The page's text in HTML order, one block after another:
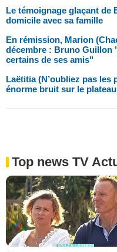
Le témoignage glaçant de
domicile avec sa famille
En rémission, Marion
décembre : Bruno Guillon
certains de ses amis"
Laëtitia (N’oubliez pas
énorme bruit sur le
Top news TV